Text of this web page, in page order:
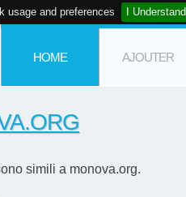
usage and preferences I Understand
HOME AJOUTER
simili a monova.org.